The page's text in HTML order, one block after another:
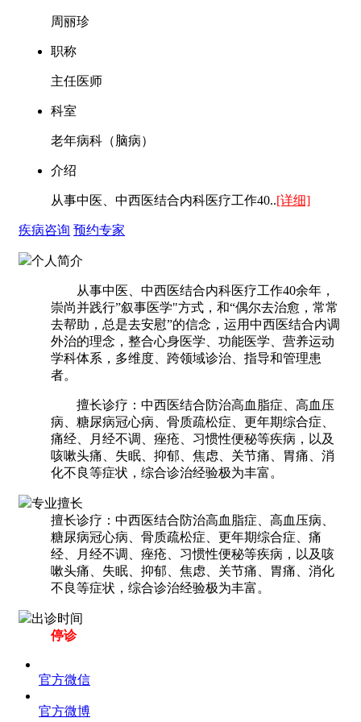
周丽珍
职称
主任医师
科室
老年病科（脑病）
介绍
从事中医、中西医结合内科医疗工作40..[详细]
疾病咨询 预约专家
个人简介
从事中医、中西医结合内科医疗工作40余年，
崇尚并践行”叙事医学"方式，和“偶尔去治愈，常常
去帮助，总是去安慰”的信念，运用中西医结合内调
外治的理念，整合心身医学、功能医学、营养运动
学科体系，多维度、跨领域诊治、指导和管理患
者。
擅长诊疗：中西医结合防治高血脂症、高血压
病、糖尿病冠心病、骨质疏松症、更年期综合症、
痛经、月经不调、痤疮、习惯性便秘等疾病，以及
咳嗽头痛、失眠、抑郁、焦虑、关节痛、胃痛、消
化不良等症状，综合诊治经验极为丰富。
专业擅长
擅长诊疗：中西医结合防治高血脂症、高血压病、
糖尿病冠心病、骨质疏松症、更年期综合症、痛
经、月经不调、痤疮、习惯性便秘等疾病，以及咳
嗽头痛、失眠、抑郁、焦虑、关节痛、胃痛、消化
不良等症状，综合诊治经验极为丰富。
出诊时间
停诊
官方微信
官方微博